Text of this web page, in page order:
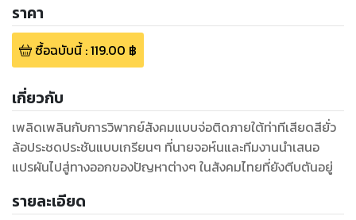
ราคา
ซื้อฉบับนี้:119.00 ฿
เกี่ยวกับ
เพลิดเพลินกับการวิพากย์สังคมแบบจ่อติดภายใต้ท่าทีเสียดสียั่ว
ล้อประชดประชันแบบเกรียนๆ ที่นายจอห์นและทีมงานนำเสนอ
แปรผันไปสู่ทางออกของปัญหาต่างๆ ในสังคมไทยที่ยังตีบตันอยู่
รายละเอียด